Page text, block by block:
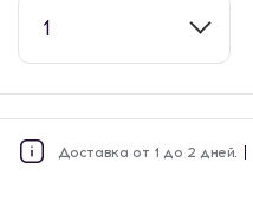
1
Доставка от 1 до 2 дней.